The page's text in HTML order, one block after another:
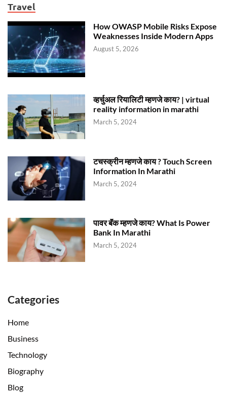
Travel
How OWASP Mobile Risks Expose
Weaknesses Inside Modern Apps
August 5, 2026
व्हर्चुअल रियालिटी म्हणजे काय? | virtual
reality information in marathi
March 5, 2024
टचस्क्रीन म्हणजे काय ? Touch Screen
Information In Marathi
March 5, 2024
पावर बॅंक म्हणजे काय? What Is Power
Bank In Marathi
March 5, 2024
Categories
Home
Business
Technology
Biography
Blog